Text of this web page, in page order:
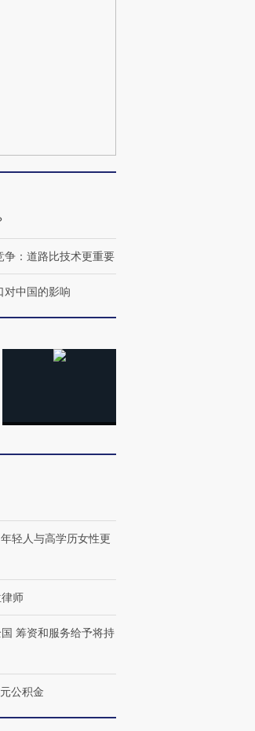
下台
飞地休达
上演帽子戏法
视线｜不考竞赛的王虹、
争：道路比技术更重要
对中国的影响
轻人与高学历女性更
师
筹资和服务给予将持
公积金